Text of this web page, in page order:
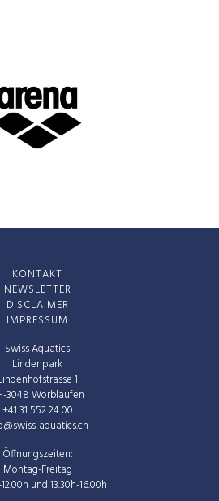
Swiss Aquatics
Lindenpark
1
3048 Worblaufen
+41 31 552 24 00
aquatics.ch
Öffnungszeiten:
Montag-Freitag
und 13.30h-16.00h
KONTAKT
NEWSLETTER
DISCLAIMER
IMPRESSUM